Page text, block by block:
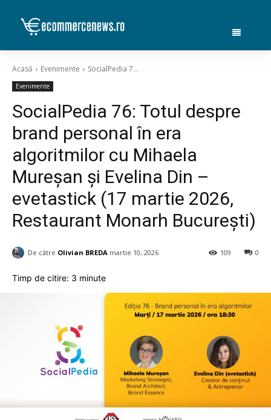
Acasă Evenimente SocialPedia 7...
Evenimente
SocialPedia 76: Totul despre
brand personal în era
algoritmilor cu Mihaela
Mureșan și Evelina Din –
evetastick (17 martie 2026,
Restaurant Monarh București)
De către Olivian BREDA martie 10, 2026 0
109
Timp de citire: 3 minute